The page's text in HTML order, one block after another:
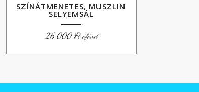
SZÍNÁTMENETES, MUSZLIN
SELYEMSÁL
26 000Ft áfával